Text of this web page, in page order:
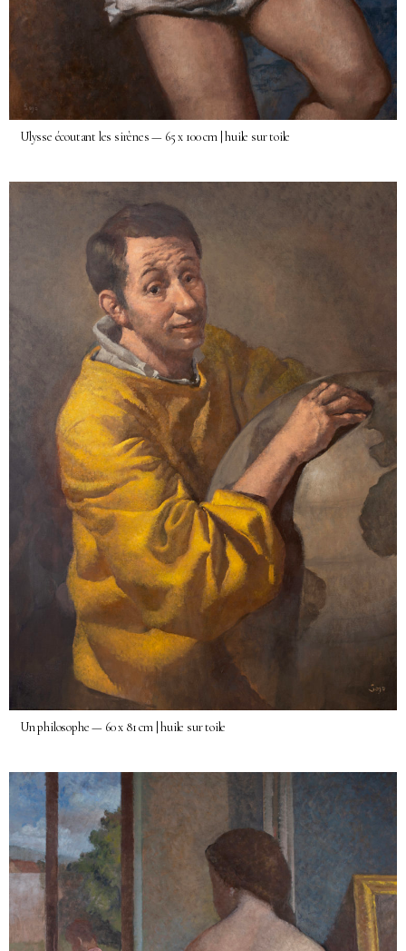
Ulysse écoutant les sirènes — 65 x 100 cm | huile sur toile
Un philosophe — 60 x 81 cm | huile sur toile